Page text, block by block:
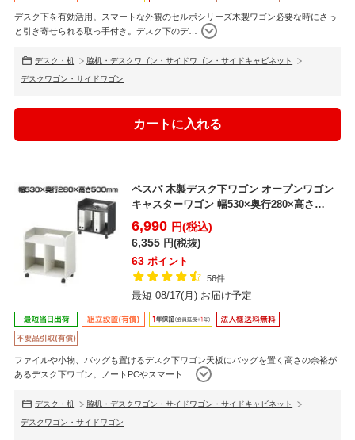
デスク下を有効活用。スマートな外観のセルボシリーズ木製ワゴン必要な時にさっ
と引き寄せられる取っ手付き。デスク下のデ…
デスク・机 脇机・デスクワゴン・サイドワゴン・サイドキャビネット
デスクワゴン・サイドワゴン
ペスパ 木製デスク下ワゴン オープンワゴン
キャスターワゴン 幅530×奥行280×高さ
500mm ...
6,990 円(税込)
6,355 円(税抜)
63 ポイント
56件
最短 08/17(月) お届け予定
ファイルや小物、バッグも置けるデスク下ワゴン天板にバッグを置く高さの余裕が
あるデスク下ワゴン。ノートPCやスマート
デスク・机 脇机・デスクワゴン・サイドワゴン・サイドキャビネット
デスクワゴン・サイドワゴン